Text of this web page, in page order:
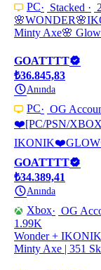
PC Stacked
Minty Axe🌸
GOATTTT
₺36.845,83
Anında
PC OG
❤️[PC/PSN/
GOATTTT
₺34.389,41
Anında
Xbox OG
1.99K
Wonder +
Minty Axe | 351